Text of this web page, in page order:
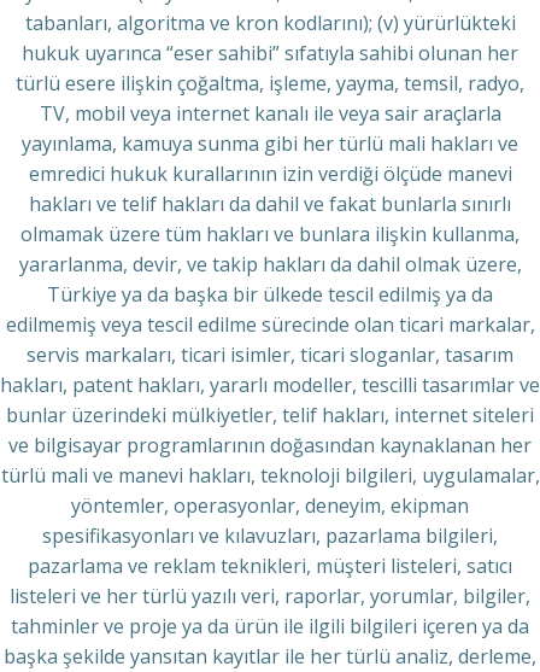
tabanları, algoritma ve kron kodlarını); (v) yürürlükteki
hukuk uyarınca “eser sahibi” sıfatıyla sahibi olunan her
türlü esere ilişkin çoğaltma, işleme, yayma, temsil, radyo,
TV, mobil veya internet kanalı ile veya sair araçlarla
yayınlama, kamuya sunma gibi her türlü mali hakları ve
emredici hukuk kurallarının izin verdiği ölçüde manevi
hakları ve telif hakları da dahil ve fakat bunlarla sınırlı
olmamak üzere tüm hakları ve bunlara ilişkin kullanma,
yararlanma, devir, ve takip hakları da dahil olmak üzere,
Türkiye ya da başka bir ülkede tescil edilmiş ya da
edilmemiş veya tescil edilme sürecinde olan ticari markalar,
servis markaları, ticari isimler, ticari sloganlar, tasarım
hakları, patent hakları, yararlı modeller, tescilli tasarımlar ve
bunlar üzerindeki mülkiyetler, telif hakları, internet siteleri
ve bilgisayar programlarının doğasından kaynaklanan her
türlü mali ve manevi hakları, teknoloji bilgileri, uygulamalar,
yöntemler, operasyonlar, deneyim, ekipman
spesifikasyonları ve kılavuzları, pazarlama bilgileri,
pazarlama ve reklam teknikleri, müşteri listeleri, satıcı
listeleri ve her türlü yazılı veri, raporlar, yorumlar, bilgiler,
tahminler ve proje ya da ürün ile ilgili bilgileri içeren ya da
başka şekilde yansıtan kayıtlar ile her türlü analiz, derleme,